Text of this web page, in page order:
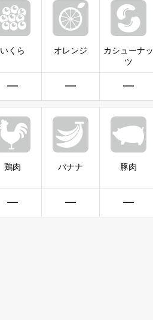
いくら
━
オレンジ
━
カシューナッ
ツ
━
鶏肉
━
バナナ
━
豚肉
━